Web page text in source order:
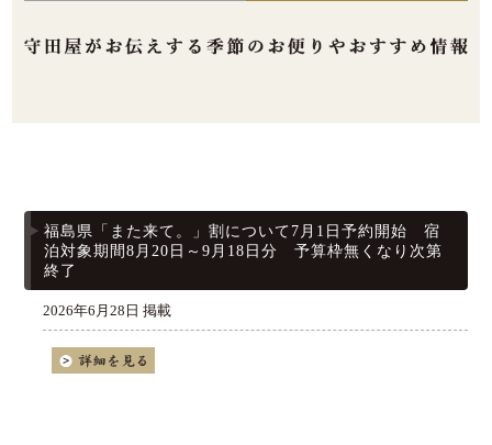
福島県「また来て。」割について7月1日予約開始 宿
泊対象期間8月20日～9月18日分 予算枠無くなり次第
終了
2026年6月28日 掲載